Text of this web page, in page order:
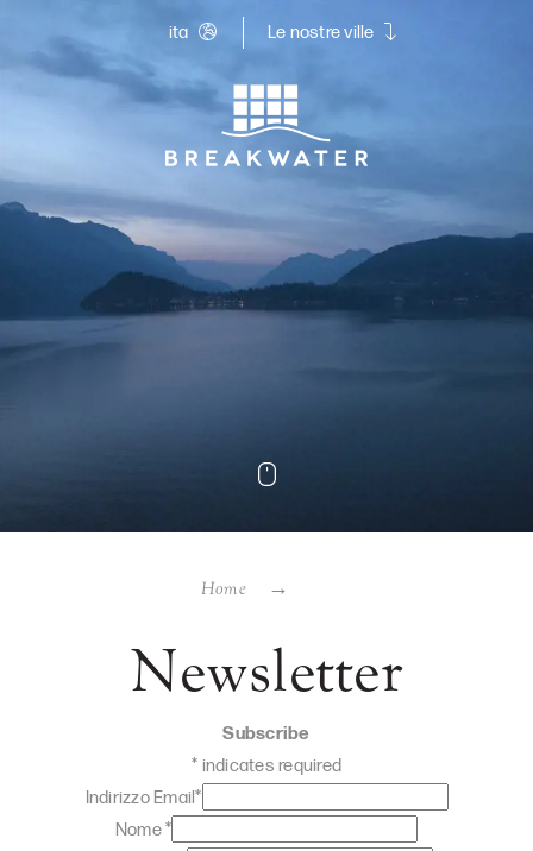
ita Le nostre ville
Home
Newsletter
Subscribe
* indicates required
Indirizzo Email*
Nome*